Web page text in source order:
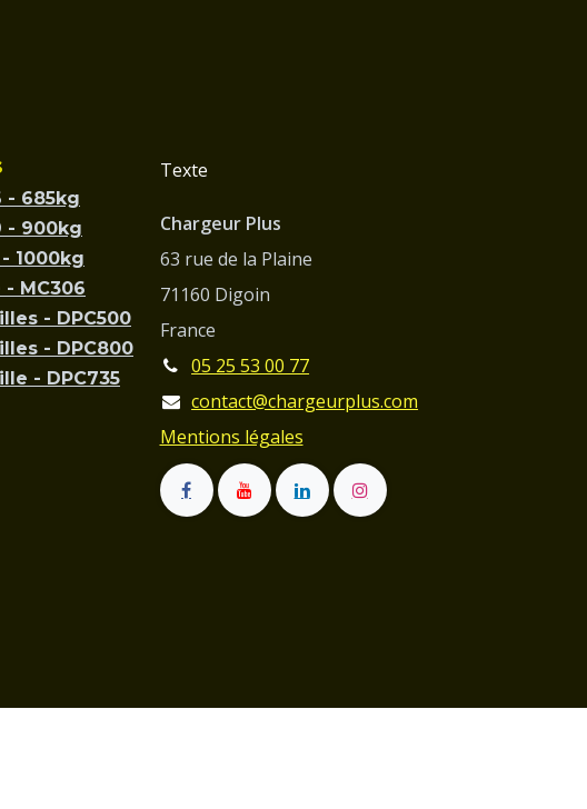
- 685kg
- 900kg
1000kg
MC306
- DPC500
- DPC800
- DPC735
Texte
Chargeur Plus
63 rue de la Plaine
71160 Digoin
France
05 25 53 00 77
contact@chargeurplus.com
Mentions légales